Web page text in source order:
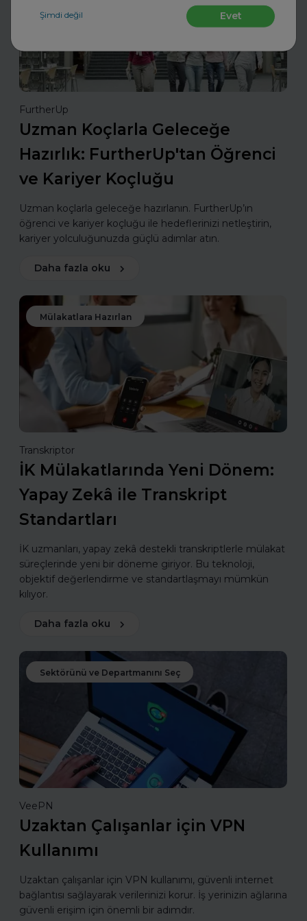
Şimdi değil Evet
FurtherUp
Uzman Koçlarla Geleceğe
Hazırlık: FurtherUp'tan Öğrenci
ve Kariyer Koçluğu
Uzman koçlarla geleceğe hazırlanın. FurtherUp’ın
öğrenci ve kariyer koçluğu ile hedeflerinizi netleştirin,
kariyer yolculuğunuzda güçlü adımlar atın.
Daha fazla oku
Mülakatlara Hazırlan
Transkriptor
İK Mülakatlarında Yeni Dönem:
Yapay Zekâ ile Transkript
Standartları
İK uzmanları, yapay zekâ destekli transkriptlerle mülakat
süreçlerinde yeni bir döneme giriyor. Bu teknoloji,
objektif değerlendirme ve standartlaşmayı mümkün
kılıyor.
Daha fazla oku
Sektörünü ve Departmanını Seç
VeePN
Uzaktan Çalışanlar için VPN
Kullanımı
Uzaktan çalışanlar için VPN kullanımı, güvenli internet
bağlantısı sağlayarak verilerinizi korur. İş yerinizin ağlarına
güvenli erişim için önemli bir adımdır.